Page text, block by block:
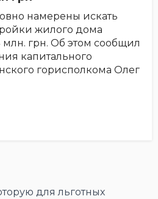
намерены искать
жилого дома
грн. Об этом сообщил
капитального
горисполкома Олег
для льготных